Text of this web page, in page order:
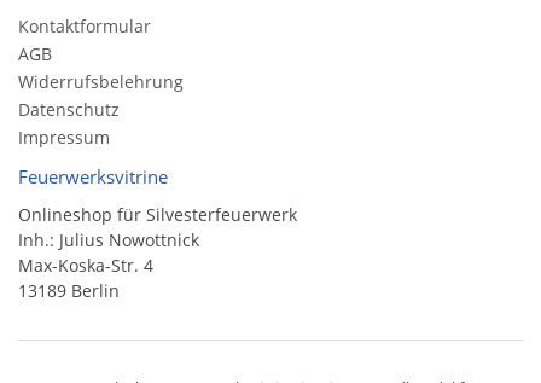
Kontaktformular
AGB
Widerrufsbelehrung
Datenschutz
Impressum
Feuerwerksvitrine
Onlineshop für Silvesterfeuerwerk
Inh.: Julius Nowottnick
Max-Koska-Str. 4
13189 Berlin